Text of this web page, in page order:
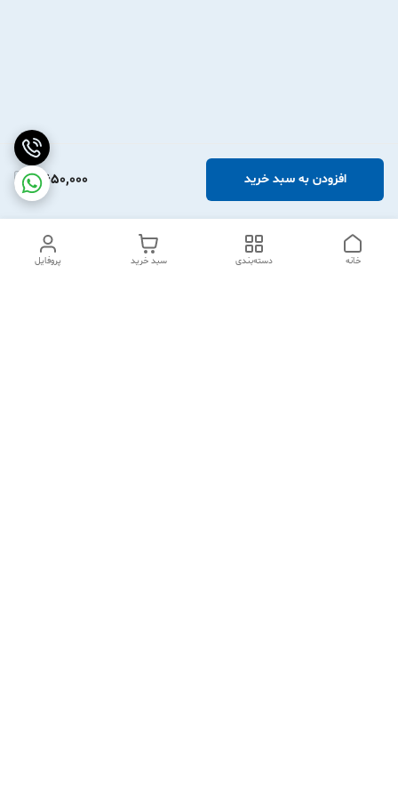
2,650,000 افزودن به سبد خرید
پروفایل سبد خرید دسته‌بندی خانه